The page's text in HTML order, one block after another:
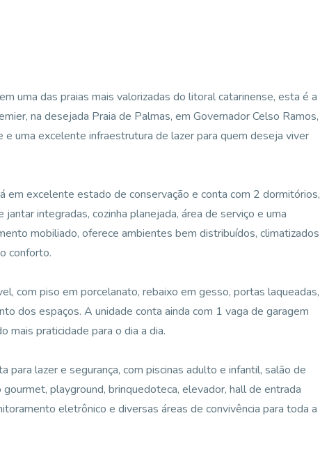
uma das praias mais valorizadas do litoral catarinense, esta é a
na desejada Praia de Palmas, em Governador Celso Ramos,
uma excelente infraestrutura de lazer para quem deseja viver
em excelente estado de conservação e conta com 2 dormitórios,
integradas, cozinha planejada, área de serviço e uma
mobiliado, oferece ambientes bem distribuídos, climatizados
conforto.
com piso em porcelanato, rebaixo em gesso, portas laqueadas,
dos espaços. A unidade conta ainda com 1 vaga de garagem
mais praticidade para o dia a dia.
para lazer e segurança, com piscinas adulto e infantil, salão de
playground, brinquedoteca, elevador, hall de entrada
eletrônico e diversas áreas de convivência para toda a